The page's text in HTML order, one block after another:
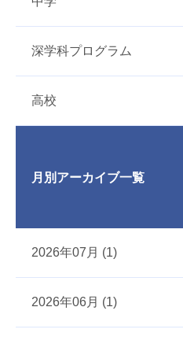
深学科プログラム
高校
月別アーカイブ一覧
2026年07月 (1)
2026年06月 (1)